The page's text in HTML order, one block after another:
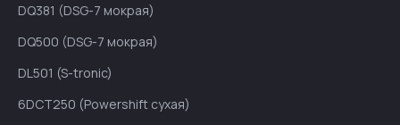
DQ381 (DSG-7 мокрая)
DQ500 (DSG-7 мокрая)
DL501 (S-tronic)
6DCT250 (Powershift сухая)